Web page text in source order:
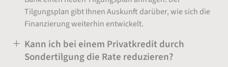
Tilgungsplan gibt Ihnen Auskunft darüber, wie sich die
Finanzierung weiterhin entwickelt.
Kann ich bei einem Privatkredit durch
Sondertilgung die Rate reduzieren?